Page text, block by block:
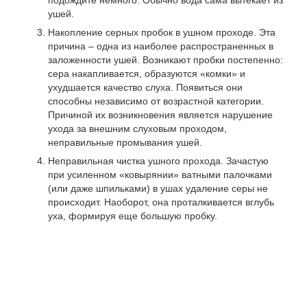
ушей.
Накопление серных пробок в ушном проходе. Эта
причина – одна из наиболее распространенных в
заложенности ушей. Возникают пробки постепенно:
сера накапливается, образуются «комки» и
ухудшается качество слуха. Появиться они
способны независимо от возрастной категории.
Причиной их возникновения является нарушение
ухода за внешним слуховым проходом,
неправильные промывания ушей.
Неправильная чистка ушного прохода. Зачастую
при усиленном «ковырянии» ватными палочками
(или даже шпильками) в ушах удаление серы не
происходит. Наоборот, она проталкивается вглубь
уха, формируя еще большую пробку.